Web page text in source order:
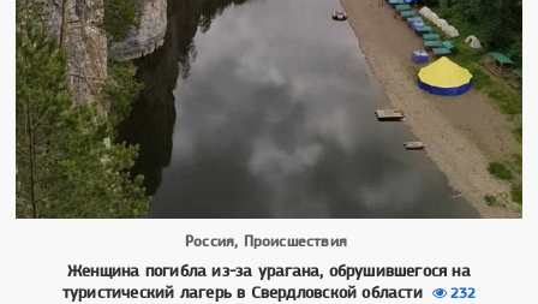
Россия, Происшествия
Женщина погибла из-за урагана, обрушившегося на
туристический лагерь в Свердловской области
232